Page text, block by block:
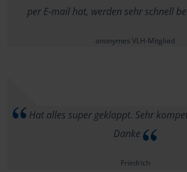
per E-mail hat, werden sehr schnell
anonymes VLH-Mitglied
Hat alles super geklappt. Sehr
Danke
Friedrich